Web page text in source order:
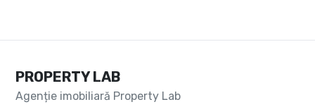
PROPERTY LAB